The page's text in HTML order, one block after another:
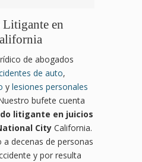
en
de abogados
de auto,
y lesiones personales
bufete cuenta
litigante en juicios
City California.
decenas de personas
y por resulta